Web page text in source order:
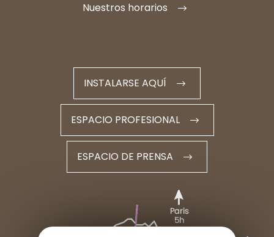
Nuestros horarios
INSTALARSE AQUÍ
ESPACIO PROFESIONAL
ESPACIO DE PRENSA